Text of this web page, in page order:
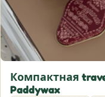
Компактная
Paddywax